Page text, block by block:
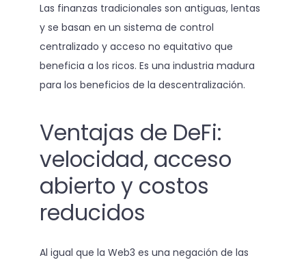
Las finanzas tradicionales son antiguas, lentas
y se basan en un sistema de control
centralizado y acceso no equitativo que
beneficia a los ricos. Es una industria madura
para los beneficios de la descentralización.
Ventajas de DeFi:
velocidad, acceso
abierto y costos
reducidos
Al igual que la Web3 es una negación de las